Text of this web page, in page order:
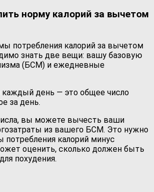
норму калорий за вычетом
потребления калорий за вычетом
знать две вещи: вашу базовую
(БСМ) и ежедневные
каждый день — это общее число
за день.
вы можете вычесть ваши
из вашего БСМ. Это нужно
потребления калорий минус
оценить, сколько должен быть
похудения.